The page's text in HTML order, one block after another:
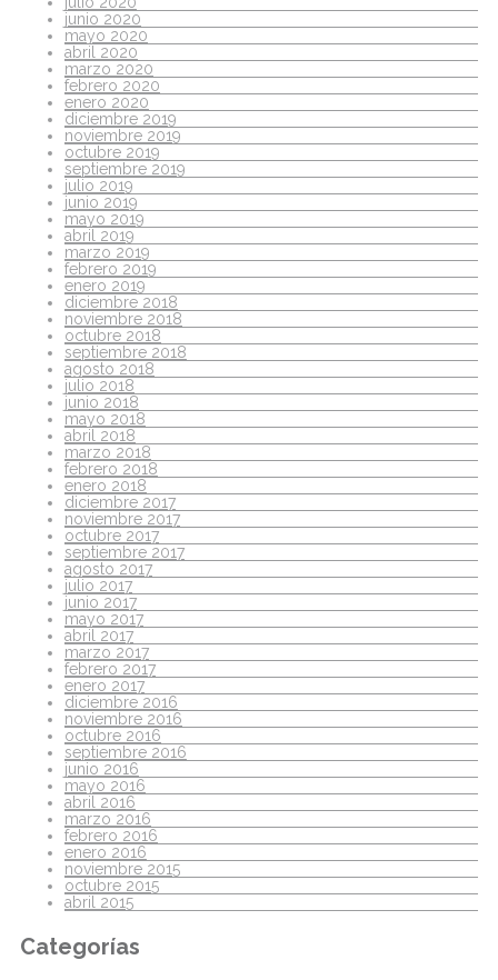
junio 2020
mayo 2020
abril 2020
marzo 2020
febrero 2020
enero 2020
diciembre 2019
noviembre 2019
octubre 2019
septiembre 2019
julio 2019
junio 2019
mayo 2019
abril 2019
marzo 2019
febrero 2019
enero 2019
diciembre 2018
noviembre 2018
octubre 2018
septiembre 2018
agosto 2018
julio 2018
junio 2018
mayo 2018
abril 2018
marzo 2018
febrero 2018
enero 2018
diciembre 2017
noviembre 2017
octubre 2017
septiembre 2017
agosto 2017
julio 2017
junio 2017
mayo 2017
abril 2017
marzo 2017
febrero 2017
enero 2017
diciembre 2016
noviembre 2016
octubre 2016
septiembre 2016
junio 2016
mayo 2016
abril 2016
marzo 2016
febrero 2016
enero 2016
noviembre 2015
octubre 2015
abril 2015
Categorías